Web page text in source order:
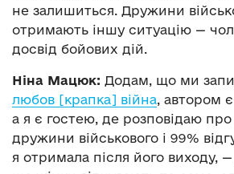
не залишиться. Дружини
отримають іншу ситуацію —
досвід бойових дій.
Ніна Мацюк: Додам, що ми
любов [крапка] війна, автором
а я є гостею, де розповідаю про
дружини військового і 99%
я отримала після його виходу,